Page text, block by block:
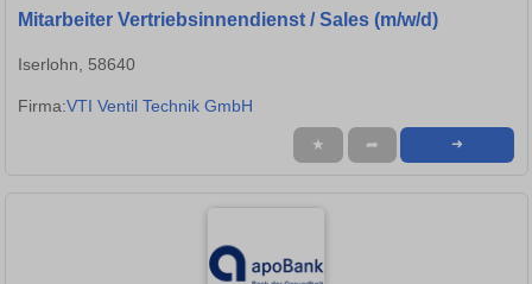
Mitarbeiter Vertriebsinnendienst / Sales (m/w/d)
Iserlohn, 58640
Firma:VTI Ventil Technik GmbH
★ ➦ ➜